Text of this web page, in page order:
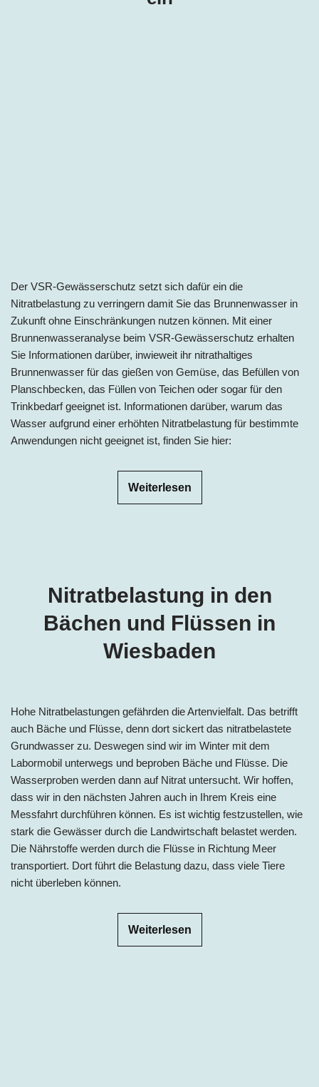
Der VSR-Gewässerschutz setzt sich dafür ein die
Nitratbelastung zu verringern damit Sie das Brunnenwasser in
Zukunft ohne Einschränkungen nutzen können. Mit einer
Brunnenwasseranalyse beim VSR-Gewässerschutz erhalten
Sie Informationen darüber, inwieweit ihr nitrathaltiges
Brunnenwasser für das gießen von Gemüse, das Befüllen von
Planschbecken, das Füllen von Teichen oder sogar für den
Trinkbedarf geeignet ist. Informationen darüber, warum das
Wasser aufgrund einer erhöhten Nitratbelastung für bestimmte
Anwendungen nicht geeignet ist, finden Sie hier:
Weiterlesen
Nitratbelastung in den
Bächen und Flüssen in
Wiesbaden
Hohe Nitratbelastungen gefährden die Artenvielfalt. Das betrifft
auch Bäche und Flüsse, denn dort sickert das nitratbelastete
Grundwasser zu. Deswegen sind wir im Winter mit dem
Labormobil unterwegs und beproben Bäche und Flüsse. Die
Wasserproben werden dann auf Nitrat untersucht. Wir hoffen,
dass wir in den nächsten Jahren auch in Ihrem Kreis eine
Messfahrt durchführen können. Es ist wichtig festzustellen, wie
stark die Gewässer durch die Landwirtschaft belastet werden.
Die Nährstoffe werden durch die Flüsse in Richtung Meer
transportiert. Dort führt die Belastung dazu, dass viele Tiere
nicht überleben können.
Weiterlesen